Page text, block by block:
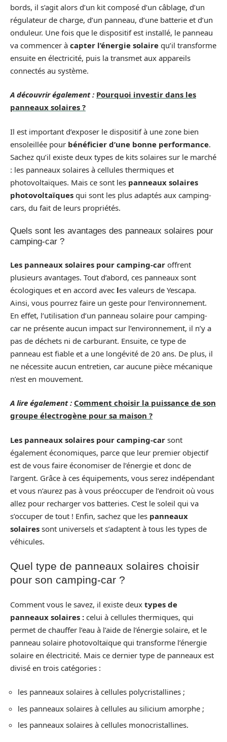
bords, il s’agit alors d’un kit composé d’un câblage, d’un
régulateur de charge, d’un panneau, d’une batterie et d’un
onduleur. Une fois que le dispositif est installé, le panneau
va commencer à capter l’énergie solaire qu’il transforme
ensuite en électricité, puis la transmet aux appareils
connectés au système.
A découvrir également : Pourquoi investir dans les
panneaux solaires ?
Il est important d’exposer le dispositif à une zone bien
ensoleillée pour bénéficier d’une bonne performance.
Sachez qu’il existe deux types de kits solaires sur le marché
: les panneaux solaires à cellules thermiques et
photovoltaïques. Mais ce sont les panneaux solaires
photovoltaïques qui sont les plus adaptés aux camping-
cars, du fait de leurs propriétés.
Quels sont les avantages des panneaux solaires pour
camping-car ?
Les panneaux solaires pour camping-car offrent
plusieurs avantages. Tout d’abord, ces panneaux sont
écologiques et en accord avec les valeurs de Yescapa.
Ainsi, vous pourrez faire un geste pour l’environnement.
En effet, l’utilisation d’un panneau solaire pour camping-
car ne présente aucun impact sur l’environnement, il n’y a
pas de déchets ni de carburant. Ensuite, ce type de
panneau est fiable et a une longévité de 20 ans. De plus, il
ne nécessite aucun entretien, car aucune pièce mécanique
n’est en mouvement.
A lire également : Comment choisir la puissance de son
groupe électrogène pour sa maison ?
Les panneaux solaires pour camping-car sont
également économiques, parce que leur premier objectif
est de vous faire économiser de l’énergie et donc de
l’argent. Grâce à ces équipements, vous serez indépendant
et vous n’aurez pas à vous préoccuper de l’endroit où vous
allez pour recharger vos batteries. C’est le soleil qui va
s’occuper de tout ! Enfin, sachez que les panneaux
solaires sont universels et s’adaptent à tous les types de
véhicules.
Quel type de panneaux solaires choisir
pour son camping-car ?
Comment vous le savez, il existe deux types de
panneaux solaires : celui à cellules thermiques, qui
permet de chauffer l’eau à l’aide de l’énergie solaire, et le
panneau solaire photovoltaïque qui transforme l’énergie
solaire en électricité. Mais ce dernier type de panneaux est
divisé en trois catégories :
les panneaux solaires à cellules polycristallines ;
les panneaux solaires à cellules au silicium amorphe ;
les panneaux solaires à cellules monocristallines.